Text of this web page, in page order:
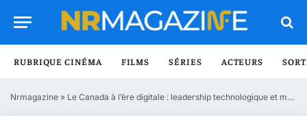
RUBRIQUE CINÉMA FILMS SÉRIES ACTEURS
Nrmagazine » Le Canada à l’ère digitale : leadership technologique et marché encadré des paris en ligne